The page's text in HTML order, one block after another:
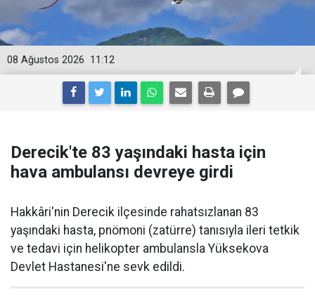
11:12
08 Ağustos 2026
Derecik'te 83 yaşındaki hasta için
hava ambulansı devreye girdi
Hakkâri'nin Derecik ilçesinde rahatsızlanan 83
yaşındaki hasta, pnömoni (zatürre) tanısıyla ileri tetkik
ve tedavi için helikopter ambulansla Yüksekova
Devlet Hastanesi'ne sevk edildi.